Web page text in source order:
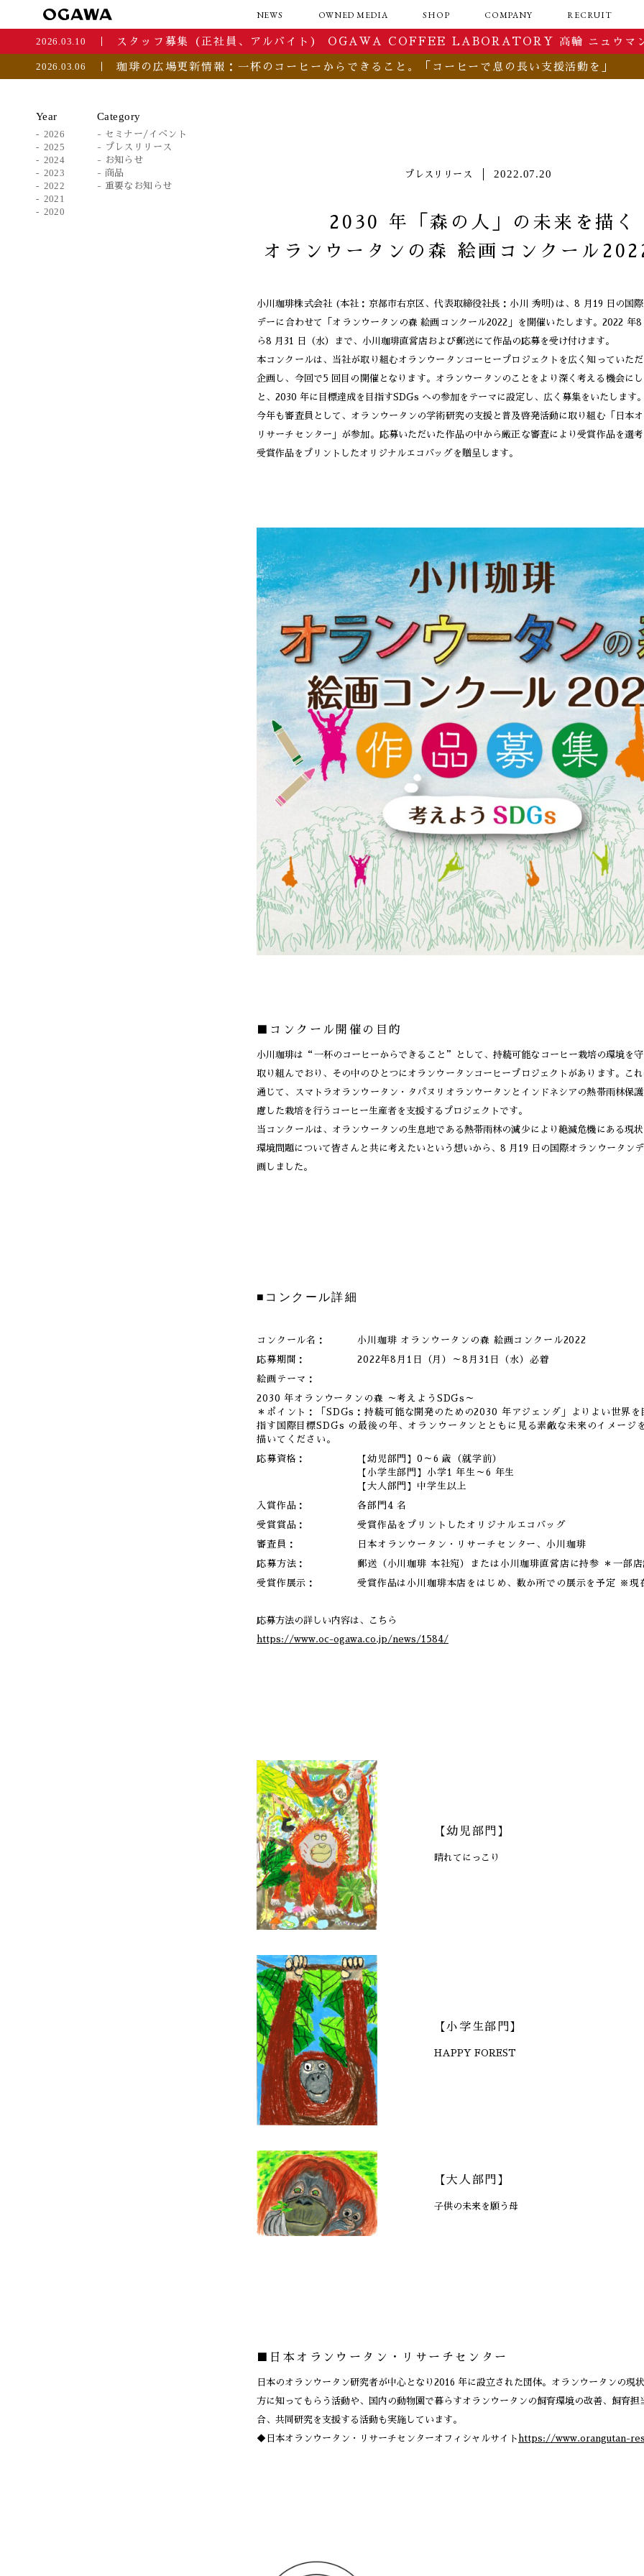
2026.03.10 スタッフ募集（正社員、アルバイト） OGAWA COFFEE LABORATORY 高輪 ニュウマ
2026.03.06 珈琲の広場更新情報：一杯のコーヒーからできること。「コーヒーで息の長い支援活動を」
NEWS OWNED MEDIA
珈琲の広場
BOOK&MUSIC
ESSAY
SHOP COMPANY RECRUIT
OGAWA COFFEE
OGAWA COFFEE
OGAWA COFFEE
Year
2026
2025
2024
2023
2022
2021
2020
Category
セミナー/イベント
プレスリリース
お知らせ
商品
重要なお知らせ
プレスリリース 2022.07.20
2030 年「森の人」の未来を描く
オランウータンの森 絵画コンクール
小川珈琲株式会社 (本社：京都市右京区、代表取締役社長：小川 秀明)は、8 月19 日の国
デーに合わせて「オランウータンの森 絵画コンクール2022」を開催いたします。2022 年
ら8 月31 日（水）まで、小川珈琲直営店および郵送にて作品の応募を受け付けます。
本コンクールは、当社が取り組むオランウータンコーヒープロジェクトを広く知っていた
企画し、今回で5 回目の開催となります。オランウータンのことをより深く考える機会に
と、2030 年に目標達成を目指すSDGs への参加をテーマに設定し、広く募集をいたします。
今年も審査員として、オランウータンの学術研究の支援と普及啓発活動に取り組む「日本オ
リサーチセンター」が参加。応募いただいた作品の中から厳正な審査により受賞作品を選
受賞作品をプリントしたオリジナルエコバッグを贈呈します。
■コンクール開催の目的
小川珈琲は“一杯のコーヒーからできること”として、持続可能なコーヒー栽培の環境を
取り組んでおり、その中のひとつにオランウータンコーヒープロジェクトがあります。こ
通じて、スマトラオランウータン・タパヌリオランウータンとインドネシアの熱帯雨林保
慮した栽培を行うコーヒー生産者を支援するプロジェクトです。
当コンクールは、オランウータンの生息地である熱帯雨林の減少により絶滅危機にある現状
環境問題について皆さんと共に考えたいという想いから、8 月19 日の国際オランウータン
画しました。
■コンクール詳細
コンクール名： 小川珈琲 オランウータンの森 絵画コンクール2022
応募期間： 2022年8月1日（月）～8月31日（水）必着
絵画テーマ：
2030 年オランウータンの森 ～考えようSDGs～
＊ポイント：「SDGs：持続可能な開発のための2030 年アジェンダ」よりよい世界を
指す国際目標SDGs の最後の年、オランウータンとともに見る素敵な未来のイメージを
描いてください。
応募資格：
【幼児部門】0～6 歳（就学前）
【小学生部門】小学1 年生～6 年生
【大人部門】中学生以上
入賞作品： 各部門4 名
受賞賞品： 受賞作品をプリントしたオリジナルエコバッグ
審査員： 日本オランウータン・リサーチセンター、小川珈琲
応募方法： 郵送（小川珈琲 本社宛）または小川珈琲直営店に持参 ＊一部店
受賞作展示： 受賞作品は小川珈琲本店をはじめ、数か所での展示を予定 ※現
応募方法の詳しい内容は、こちら
https://www.oc-ogawa.co.jp/news/1584/
【幼児部門】
晴れてにっこり
【小学生部門】
HAPPY FOREST
【大人部門】
子供の未来を願う母
■日本オランウータン・リサーチセンター
日本のオランウータン研究者が中心となり2016 年に設立された団体。オランウータンの現
方に知ってもらう活動や、国内の動物園で暮らすオランウータンの飼育環境の改善、飼育担
合、共同研究を支援する活動も実施しています。
◆日本オランウータン・リサーチセンターオフィシャルサイト https://www.orangutan-